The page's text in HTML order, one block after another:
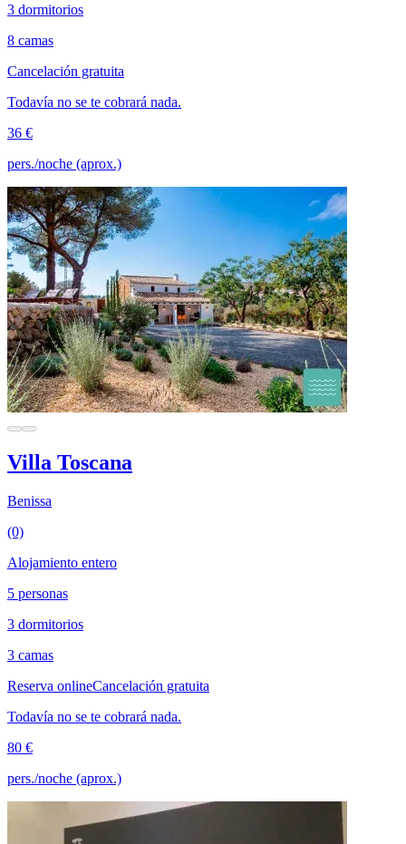
3 dormitorios
8 camas
Cancelación gratuita
Todavía no se te cobrará nada.
36 €
pers./noche (aprox.)
Villa Toscana
Benissa
(0)
Alojamiento entero
5 personas
3 dormitorios
3 camas
Reserva onlineCancelación gratuita
Todavía no se te cobrará nada.
80 €
pers./noche (aprox.)